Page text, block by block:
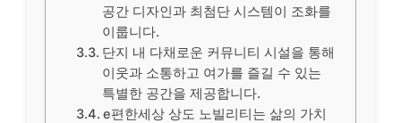
공간 디자인과 최첨단 시스템이 조화를
이룹니다.
단지 내 다채로운 커뮤니티 시설을 통해
이웃과 소통하고 여가를 즐길 수 있는
특별한 공간을 제공합니다.
e편한세상 상도 노빌리티는 삶의 가치